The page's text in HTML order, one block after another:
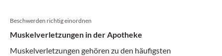
Beschwerden richtig einordnen
Muskelverletzungen in der Apotheke
Muskelverletzungen gehören zu den häufigsten